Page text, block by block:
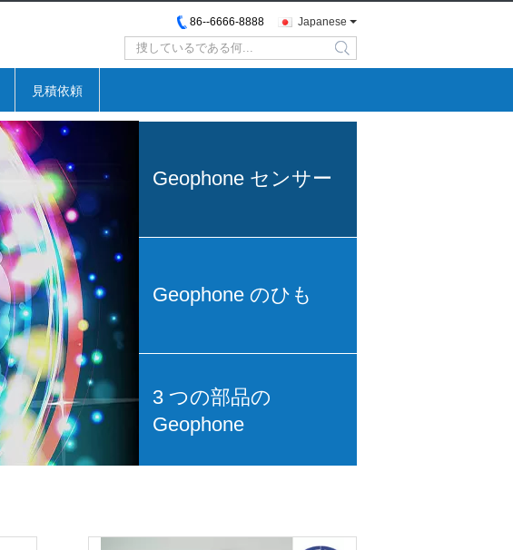
Japanese
86--6666-8888
search
見積依頼
Geophone センサー
Geophone のひも
3 つの部品の
Geophone